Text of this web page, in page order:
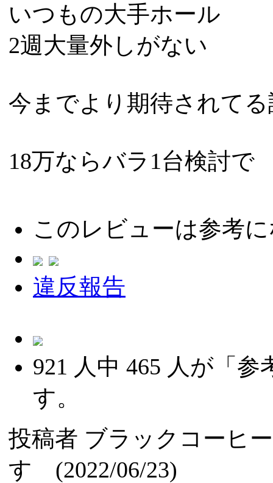
いつもの大手ホール
2週大量外しがない
今までより期待されてる
18万ならバラ1台検討で
このレビューは参考
違反報告
921 人中 465 人が「参
す。
投稿者 ブラックコーヒ
す (2022/06/23)